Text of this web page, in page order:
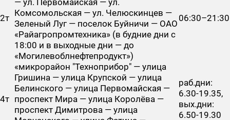
2т
— ул. Первомайская — ул.
Комсомольская — ул. Челюскинцев —
Зеленый Луг — поселок Буйничи — ОАО
«Райагропромтехника» (в будние дни с
18:00 и в выходные дни — до
«Могилевоблнефтепродукт»)
06:30–21:30
4т
«микрорайон "Техноприбор" — улица
Гришина — улица Крупской — улица
Белинского — улица Первомайская —
проспект Мира — улица Королёва —
проспект Димитрова — улица
раб.дни:
6.30-19.35,
вых.дни:
6.50-19.30